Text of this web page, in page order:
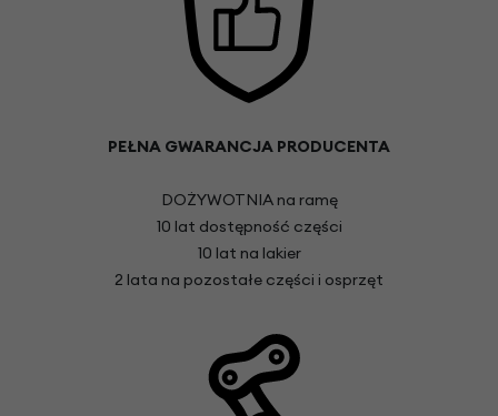
PEŁNA GWARANCJA PRODUCENTA
DOŻYWOTNIA na ramę
10 lat dostępność części
10 lat na lakier
2 lata na pozostałe części i osprzęt